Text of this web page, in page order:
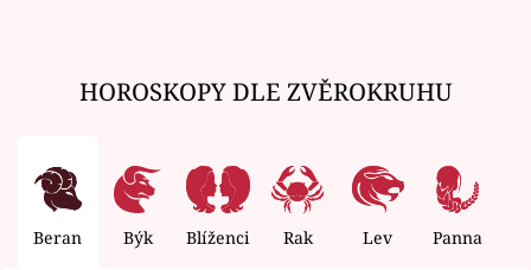
HOROSKOPY DLE ZVĚROKRUHU
Beran Býk Blíženci Rak Lev Panna